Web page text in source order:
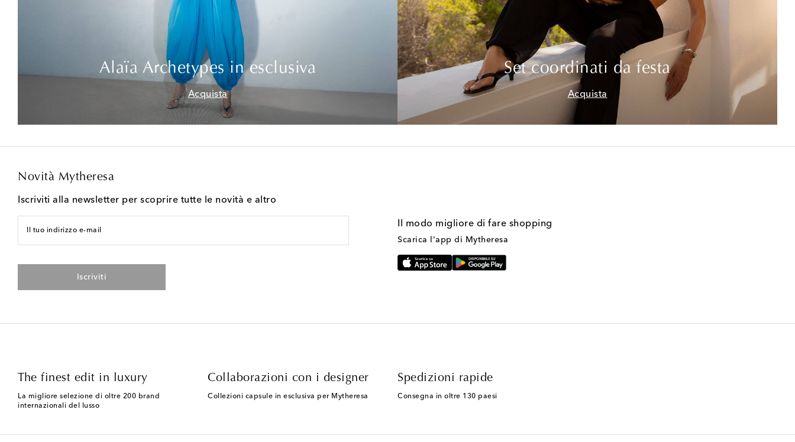
Alaïa Archetypes in esclusiva
Acquista
Set coordinati da festa
Acquista
Novità Mytheresa
Iscriviti alla newsletter per scoprire tutte le novità e altro
Il tuo indirizzo e-mail
Iscriviti
Il modo migliore di fare shopping
Scarica l'app di Mytheresa
The finest edit in luxury
La migliore selezione di oltre 200 brand
internazionali del lusso
Collaborazioni con i designer
Collezioni capsule in esclusiva per Mytheresa
Spedizioni rapide
Consegna in oltre 130 paesi